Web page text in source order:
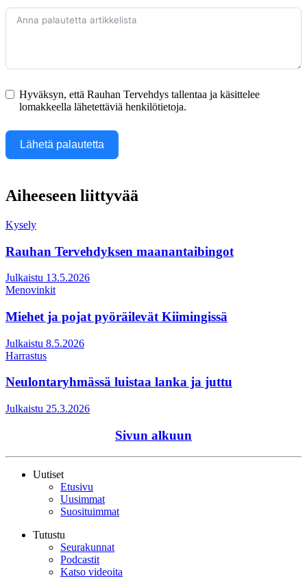
Hyväksyn, että Rauhan Tervehdys tallentaa ja käsittelee
lomakkeella lähetettäviä henkilötietoja.
Lähetä palautetta
Aiheeseen liittyvää
Kysely
Rauhan Tervehdyksen maanantaibingot
Julkaistu 13.5.2026
Menovinkit
Miehet ja pojat pyöräilevät Kiimingissä
Julkaistu 8.5.2026
Harrastus
Neulontaryhmässä luistaa lanka ja juttu
Julkaistu 25.3.2026
Sivun alkuun
Uutiset
Etusivu
Uusimmat
Suosituimmat
Tutustu
Seurakunnat
Podcastit
Katso videoita